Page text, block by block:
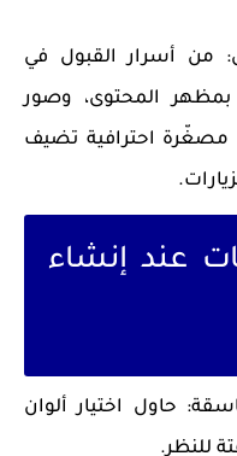
: من أسرار القبول في
المحتوى، وصور
مصغّرة احترافية تضيف
عند إنشاء
: حاول اختيار ألوان
للنظر.